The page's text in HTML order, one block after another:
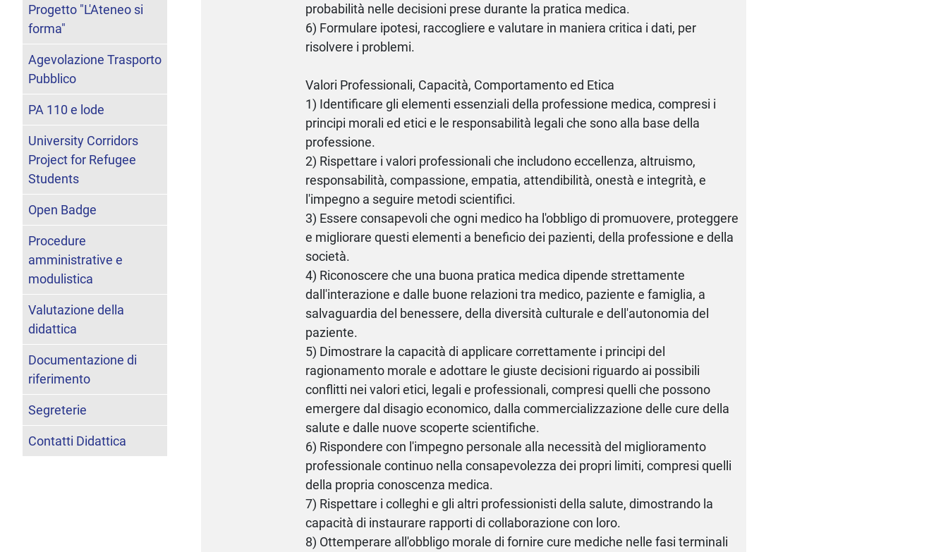
probabilità nelle decisioni prese durante la pratica medica.
6) Formulare ipotesi, raccogliere e valutare in maniera critica i dati, per
risolvere i problemi.
Valori Professionali, Capacità, Comportamento ed Etica
1) Identificare gli elementi essenziali della professione medica, compresi i
principi morali ed etici e le responsabilità legali che sono alla base della
professione.
2) Rispettare i valori professionali che includono eccellenza, altruismo,
responsabilità, compassione, empatia, attendibilità, onestà e integrità, e
l'impegno a seguire metodi scientifici.
3) Essere consapevoli che ogni medico ha l'obbligo di promuovere, proteggere
e migliorare questi elementi a beneficio dei pazienti, della professione e della
società.
4) Riconoscere che una buona pratica medica dipende strettamente
dall'interazione e dalle buone relazioni tra medico, paziente e famiglia, a
salvaguardia del benessere, della diversità culturale e dell'autonomia del
paziente.
5) Dimostrare la capacità di applicare correttamente i principi del
ragionamento morale e adottare le giuste decisioni riguardo ai possibili
conflitti nei valori etici, legali e professionali, compresi quelli che possono
emergere dal disagio economico, dalla commercializzazione delle cure della
salute e dalle nuove scoperte scientifiche.
6) Rispondere con l'impegno personale alla necessità del miglioramento
professionale continuo nella consapevolezza dei propri limiti, compresi quelli
della propria conoscenza medica.
7) Rispettare i colleghi e gli altri professionisti della salute, dimostrando la
capacità di instaurare rapporti di collaborazione con loro.
8) Ottemperare all'obbligo morale di fornire cure mediche nelle fasi terminali
Progetto "L'Ateneo si
forma"
Agevolazione Trasporto
Pubblico
PA 110 e lode
University Corridors
Project for Refugee
Students
Open Badge
Procedure
amministrative e
modulistica
Valutazione della
didattica
Documentazione di
riferimento
Segreterie
Contatti Didattica